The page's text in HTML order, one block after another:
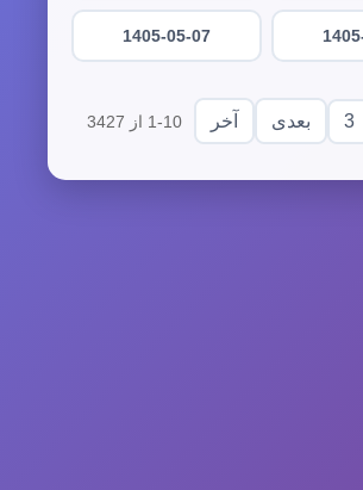
1405-05-07
3 بعدی آخر 1-10 از 3427